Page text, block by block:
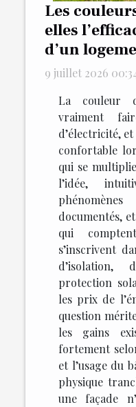
Les
elles
d’un
9 juillet 2026
La couleur
vraiment
d’électricité,
confortable
qui se
l’idée,
documentés,
qui
s’inscrivent
protection
les prix de
question
les gains
fortement
et l’usage du
physique
une façade